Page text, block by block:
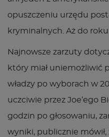
opuszczeniu urzędu
kryminalnych. Aż do
Najnowsze zarzuty
który miał uniemożliwić
władzy po wyborach w
uczciwie przez Joe’ego
godzin po głosowaniu,
wyniki, publicznie